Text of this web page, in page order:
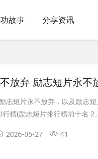
故事 分享资讯
放弃 励志短片永不
志短片永不放弃，以及励志
行榜(励志短片排行榜前十名 2
2026-05-27 41